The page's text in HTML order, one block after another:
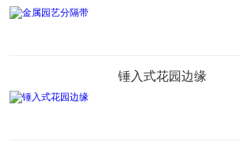
锤入式花园边缘